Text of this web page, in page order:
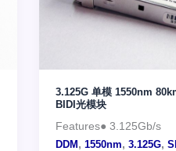
3.125G 单模 1550nm
BIDI光模块
Features● 3.125Gb/s
DDM ,1550nm,3.125G,